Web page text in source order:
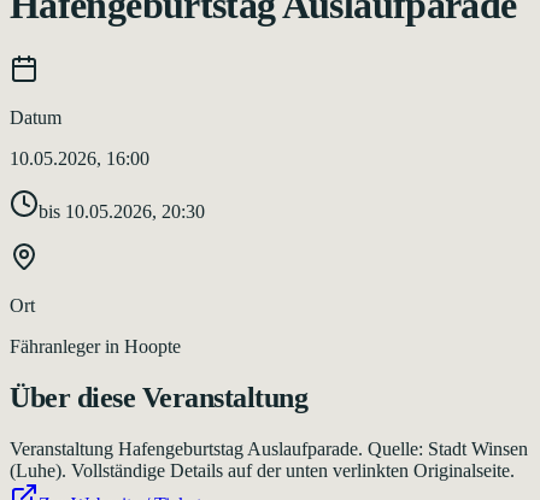
Datum
10.05.2026, 16:00
bis 10.05.2026, 20:30
Ort
Fähranleger in Hoopte
Über diese Veranstaltung
Veranstaltung Hafengeburtstag Auslaufparade. Quelle: Stadt Winsen
(Luhe). Vollständige Details auf der unten verlinkten Originalseite.